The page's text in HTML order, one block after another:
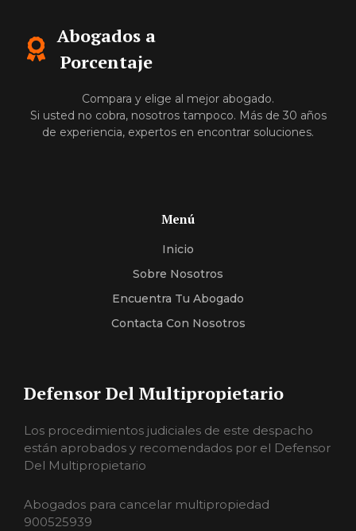
Abogados a
Porcentaje
Compara y elige al mejor abogado.
Si usted no cobra, nosotros tampoco. Más de 30 años
de experiencia, expertos en encontrar soluciones.
Menú
Inicio
Sobre Nosotros
Encuentra Tu Abogado
Contacta Con Nosotros
Defensor Del Multipropietario
Los procedimientos judiciales de este despacho
están aprobados y recomendados por el Defensor
Del Multipropietario
Abogados para cancelar multipropiedad
900525939